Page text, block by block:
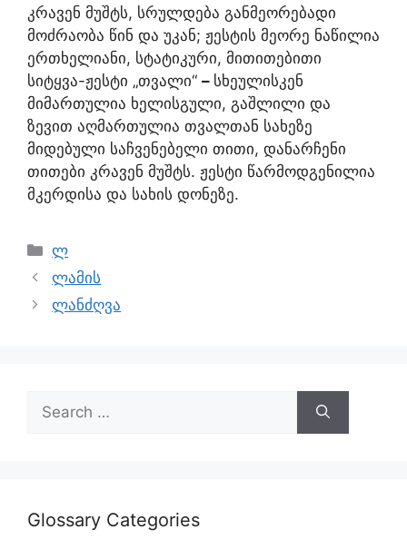
კრავენ მუშტს, სრულდება განმეორებადი
მოძრაობა წინ და უკან; ჟესტის მეორე ნაწილია
ერთხელიანი, სტატიკური, მითითებითი
სიტყვა-ჟესტი „თვალი“ – სხეულისკენ
მიმართულია ხელისგული, გაშლილი და
ზევით აღმართულია თვალთან სახეზე
მიდებული საჩვენებელი თითი, დანარჩენი
თითები კრავენ მუშტს. ჟესტი წარმოდგენილია
მკერდისა და სახის დონეზე.
ლ
ლამის
ლანძღვა
Glossary Categories